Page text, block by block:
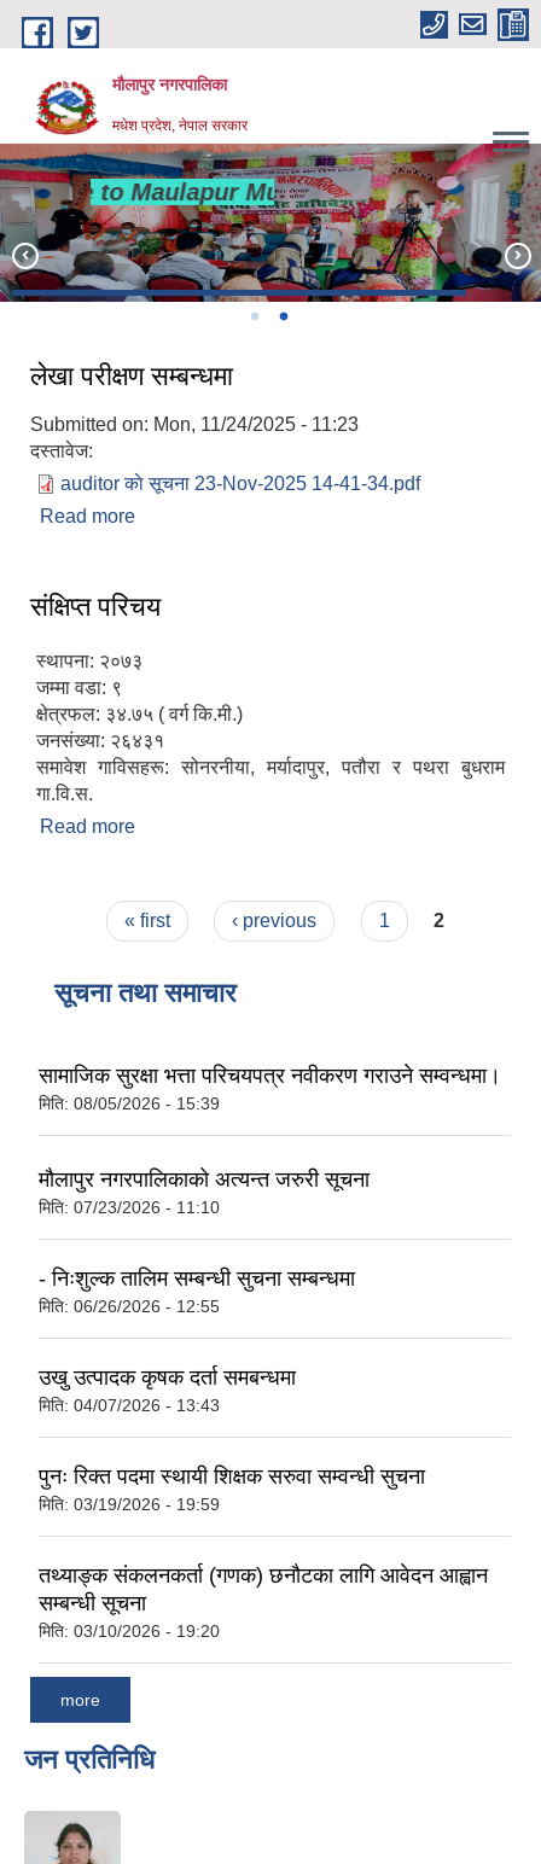
Skip to main content
मौलापुर नगरपालिका
मधेश प्रदेश, नेपाल सरकार
to Maulapur Municipality
लेखा परीक्षण सम्बन्धमा
Submitted on: Mon, 11/24/2025 - 11:23
दस्तावेज:
auditor काे सूचना 23-Nov-2025 14-41-34.pdf
Read more
संक्षिप्त परिचय
स्थापना: २०७३
जम्मा वडा: ९
क्षेत्रफल: ३४.७५ ( वर्ग कि.मी.)
जनसंख्या: २६४३१
समावेश गाविसहरू: सोनरनीया, मर्यादापुर, पतौरा र पथरा बुधराम
गा.वि.स.
Read more
Pages« first ‹ previous 1 2
सूचना तथा समाचार
सामाजिक सुरक्षा भत्ता परिचयपत्र नवीकरण गराउने सम्वन्धमा।
मिति: 08/05/2026 - 15:39
मौलापुर नगरपालिकाको अत्यन्त जरुरी सूचना
मिति: 07/23/2026 - 11:10
- निःशुल्क तालिम सम्बन्धी सुचना सम्बन्धमा
मिति: 06/26/2026 - 12:55
उखु उत्पादक कृषक दर्ता समबन्धमा
मिति: 04/07/2026 - 13:43
पुनः रिक्त पदमा स्थायी शिक्षक सरुवा सम्वन्धी सुचना
मिति: 03/19/2026 - 19:59
तथ्याङ्क संकलनकर्ता (गणक) छनौटका लागि आवेदन आह्वान
सम्बन्धी सूचना
मिति: 03/10/2026 - 19:20
more
जन प्रतिनिधि